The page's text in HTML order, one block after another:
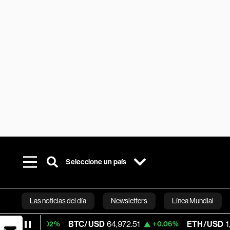
Seleccione un país
Las noticias del día Newsletters Línea Mundial
Bloomberg
BTC/USD 64,972.51 +0.06% ETH/USD 1,916.23